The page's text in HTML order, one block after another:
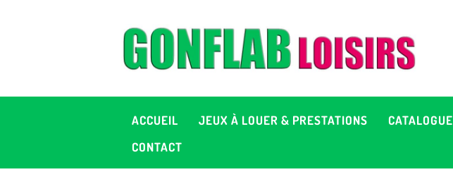
ACCUEIL JEUX À LOUER & PRESTATIONS
CONTACT
JEUX À LOUER &
PRESTATIONS